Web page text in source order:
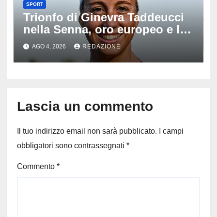
SPORT
Trionfo di Ginevra Taddeucci
nella Senna, oro europeo e la
stoccata sul fiume di Parigi:
‘Era bella zozza’
AGO 4, 2026 REDAZIONE
Lascia un commento
Il tuo indirizzo email non sarà pubblicato.
I campi
obbligatori sono contrassegnati *
Commento *